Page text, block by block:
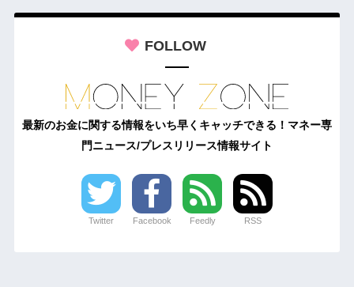
FOLLOW
最新のお金に関する情報をいち早くキャッチできる！マネー専
門ニュース/プレスリリース情報サイト
Twitter Facebook Feedly RSS